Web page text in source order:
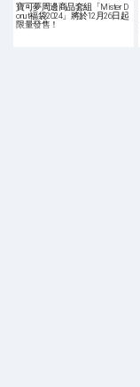
寶可夢周邊商品套組「Mister D
onut福袋2024」將於12月26日起
限量發售！